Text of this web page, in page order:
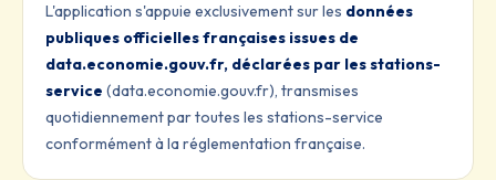
L'application s'appuie exclusivement sur les données
publiques officielles françaises issues de
data.economie.gouv.fr, déclarées par les stations-
service (data.economie.gouv.fr), transmises
quotidiennement par toutes les stations-service
conformément à la réglementation française.